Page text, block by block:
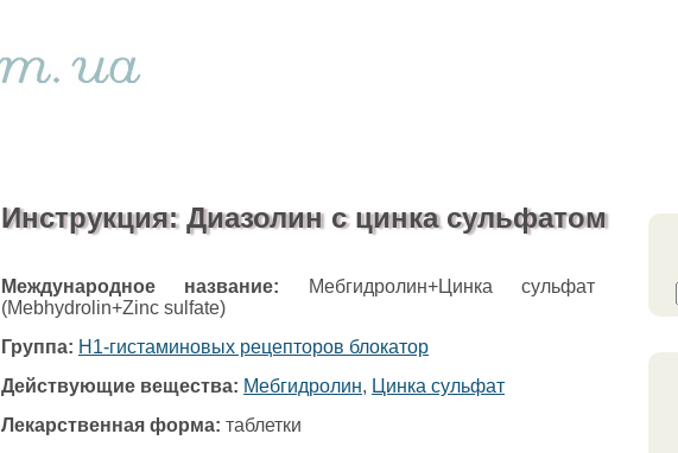
Инструкция: Диазолин с цинка сульфатом
Международное название: Мебгидролин+Цинка сульфат
(Mebhydrolin+Zinc sulfate)
Группа: H1-гистаминовых рецепторов блокатор
Действующие вещества: Мебгидролин, Цинка сульфат
Лекарственная форма: таблетки